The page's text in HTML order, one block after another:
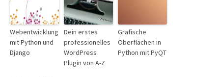
Webentwicklung
mit Python und
Django
Dein erstes
professionelles
WordPress
Plugin von A-Z
Grafische
Oberflächen in
Python mit PyQT